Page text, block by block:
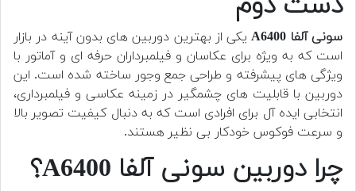
سونی آلفا A6400
یکی از بهترین دوربین های بدون آینه در بازار
است که به ویژه برای عکاسان و فیلمبرداران حرفه ای و آماتور با
ویژگی های پیشرفته و طراحی جمع وجور ساخته شده است. این
دوربین با قابلیت های چشمگیر در زمینه عکاسی و فیلمبرداری،
انتخابی ایده آل برای افرادی است که به دنبال کیفیت تصویر بالا
و سرعت فوکوس خودکار بی نظیر هستند.
چرا دوربین سونی آلفا A6400؟